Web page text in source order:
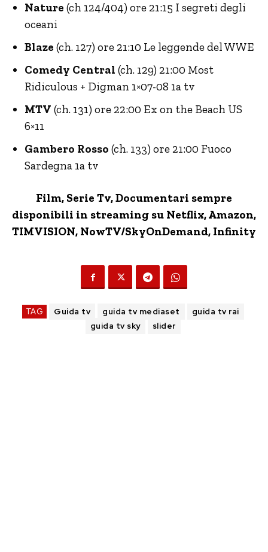
Nature (ch 124/404) ore 21:15 I segreti degli
oceani
Blaze (ch. 127) ore 21:10 Le leggende del WWE
Comedy Central (ch. 129) 21:00 Most
Ridiculous + Digman 1×07-08 1a tv
MTV (ch. 131) ore 22:00 Ex on the Beach US
6×11
Gambero Rosso (ch. 133) ore 21:00 Fuoco
Sardegna 1a tv
Film, Serie Tv, Documentari sempre
disponibili in streaming su Netflix,Amazon,
TIMVISION, NowTV/SkyOnDemand, Infinity
TAG Guida tv guida tv mediaset
guida tv rai
guida tv sky
slider